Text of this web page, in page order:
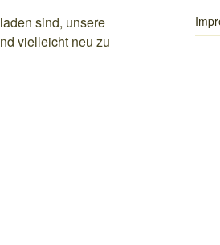
sind, unsere
vielleicht neu zu